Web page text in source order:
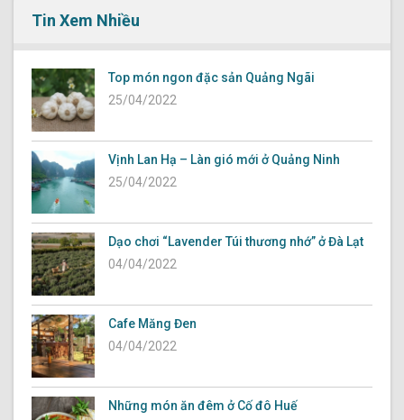
Tin Xem Nhiều
Top món ngon đặc sản Quảng Ngãi
25/04/2022
Vịnh Lan Hạ – Làn gió mới ở Quảng Ninh
25/04/2022
Dạo chơi “Lavender Túi thương nhớ” ở Đà Lạt
04/04/2022
Cafe Măng Đen
04/04/2022
Những món ăn đêm ở Cố đô Huế